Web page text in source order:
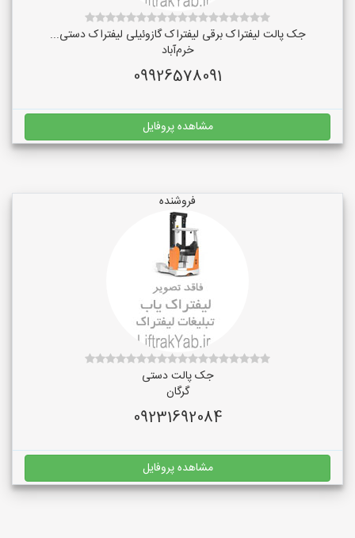
جک پالت لیفتراک برقی لیفتراک گازوئیلی لیفتراک دستی...
خرم‌آباد
09926578091
مشاهده پروفایل
فروشنده
جک پالت دستی
گرگان
09231692084
مشاهده پروفایل